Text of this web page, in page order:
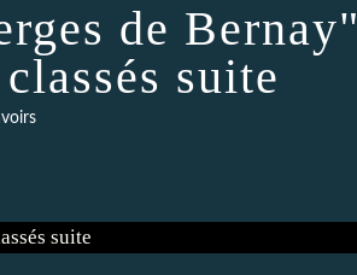
de Bernay"
suite